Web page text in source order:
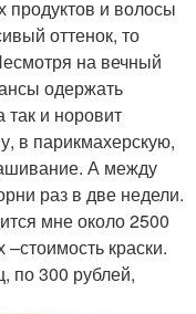
продуктов и волосы
оттенок, то
на вечный
одержать
и норовит
в парикмахерскую,
А между
раз в две недели.
мне около 2500
краски.
по 300 рублей,